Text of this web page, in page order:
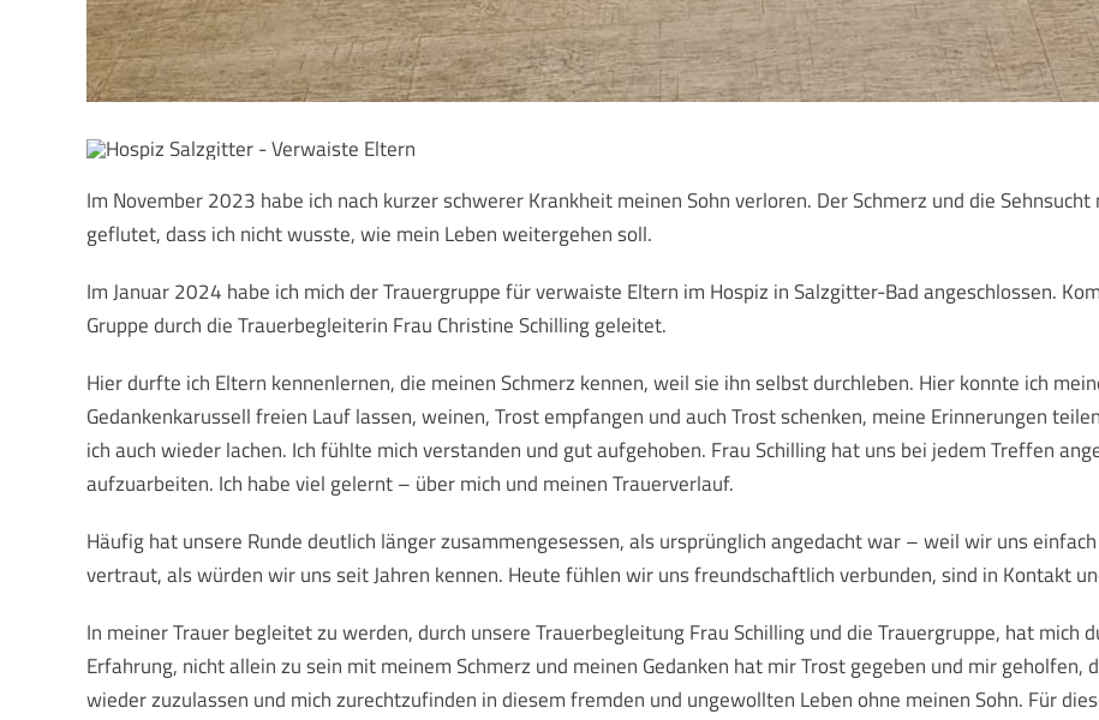
Im November 2023 habe ich nach kurzer schwerer Krankheit meinen Sohn verloren. Der Schmerz und die
geflutet, dass ich nicht wusste, wie mein Leben weitergehen soll.
Im Januar 2024 habe ich mich der Trauergruppe für verwaiste Eltern im Hospiz in Salzgitter-Bad angeschlossen.
Gruppe durch die Trauerbegleiterin Frau Christine Schilling geleitet.
Hier durfte ich Eltern kennenlernen, die meinen Schmerz kennen, weil sie ihn selbst durchleben. Hier konnte ich
Gedankenkarussell freien Lauf lassen, weinen, Trost empfangen und auch Trost schenken, meine Erinnerungen
ich auch wieder lachen. Ich fühlte mich verstanden und gut aufgehoben. Frau Schilling hat uns bei jedem Treffen
aufzuarbeiten. Ich habe viel gelernt – über mich und meinen Trauerverlauf.
Häufig hat unsere Runde deutlich länger zusammengesessen, als ursprünglich angedacht war – weil wir uns
vertraut, als würden wir uns seit Jahren kennen. Heute fühlen wir uns freundschaftlich verbunden, sind in Kontakt
In meiner Trauer begleitet zu werden, durch unsere Trauerbegleitung Frau Schilling und die Trauergruppe, hat mich
Erfahrung, nicht allein zu sein mit meinem Schmerz und meinen Gedanken hat mir Trost gegeben und mir geholfen,
wieder zuzulassen und mich zurechtzufinden in diesem fremden und ungewollten Leben ohne meinen Sohn. Für